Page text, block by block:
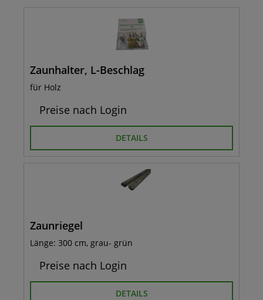
Zaunhalter, L-Beschlag
für Holz
Preise nach Login
DETAILS
Zaunriegel
Länge: 300 cm, grau- grün
Preise nach Login
DETAILS